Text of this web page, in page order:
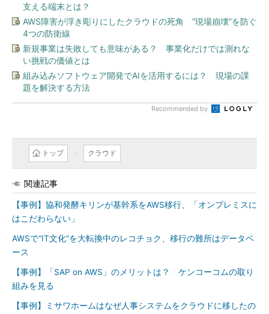
支える端末とは？
AWS障害が浮き彫りにしたクラウドの死角 “現場崩壊”を防ぐ
4つの防衛線
新規事業は失敗しても意味がある？ 事業化だけでは測れな
い挑戦の価値とは
組み込みソフトウェア開発でAIを活用するには？ 現場の課
題を解決する方法
Recommended by
トップ クラウド
関連記事
【事例】協和発酵キリンが基幹系をAWS移行、「オンプレミスに
はこだわらない」
AWSで“IT文化”を大転換中のレコチョク、移行の難所はデータベ
ース
【事例】「SAP on AWS」のメリットは？ ケンコーコムの取り
組みを見る
【事例】ミサワホームはなぜ人事システムをクラウドに移したの